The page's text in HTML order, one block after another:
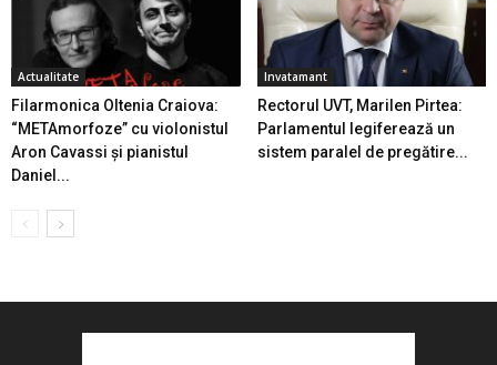
Actualitate
Filarmonica Oltenia Craiova:
“METAmorfoze” cu violonistul
Aron Cavassi și pianistul
Daniel...
Invatamant
Rectorul UVT, Marilen Pirtea:
Parlamentul legiferează un
sistem paralel de pregătire...